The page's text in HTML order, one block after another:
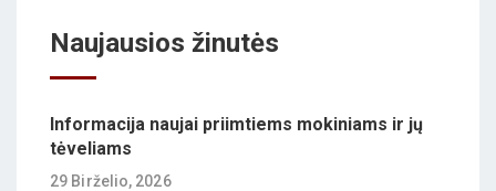
Naujausios žinutės
Informacija naujai priimtiems mokiniams ir jų
tėveliams
29 Birželio, 2026